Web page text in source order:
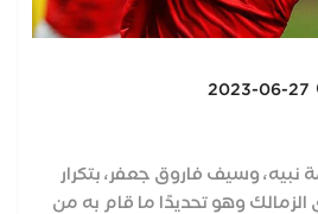
2023-06-27
نبيه، وسيف فاروق جعفر، بتكرار
وهو تحديدًا ما قام به من